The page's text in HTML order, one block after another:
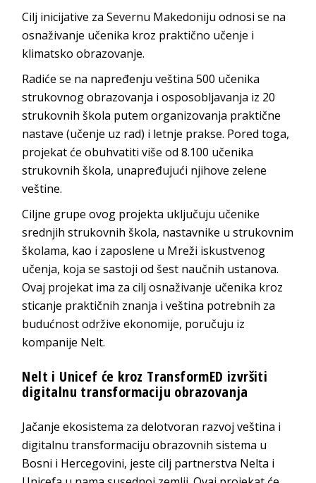
Cilj inicijative za Severnu Makedoniju odnosi se na
osnaživanje učenika kroz praktično učenje i
klimatsko obrazovanje.
Radiće se na napređenju veština 500 učenika
strukovnog obrazovanja i osposobljavanja iz 20
strukovnih škola putem organizovanja praktične
nastave (učenje uz rad) i letnje prakse. Pored toga,
projekat će obuhvatiti više od 8.100 učenika
strukovnih škola, unapređujući njihove zelene
veštine.
Ciljne grupe ovog projekta uključuju učenike
srednjih strukovnih škola, nastavnike u strukovnim
školama, kao i zaposlene u Mreži iskustvenog
učenja, koja se sastoji od šest naučnih ustanova.
Ovaj projekat ima za cilj osnaživanje učenika kroz
sticanje praktičnih znanja i veština potrebnih za
budućnost održive ekonomije, poručuju iz
kompanije Nelt.
Nelt i Unicef će kroz TransformED izvršiti
digitalnu transformaciju obrazovanja
Jačanje ekosistema za delotvoran razvoj veština i
digitalnu transformaciju obrazovnih sistema u
Bosni i Hercegovini, jeste cilj partnerstva Nelta i